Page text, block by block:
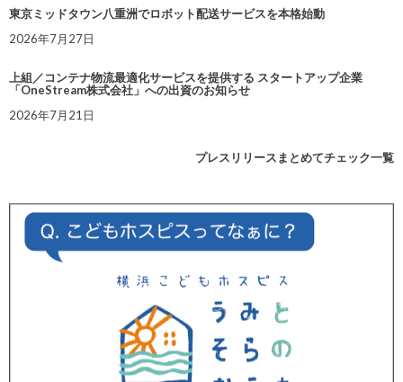
東京ミッドタウン八重洲でロボット配送サービスを本格始動
2026年7月27日
上組／コンテナ物流最適化サービスを提供する スタートアップ企業
「OneStream株式会社」への出資のお知らせ
2026年7月21日
プレスリリースまとめてチェック一覧